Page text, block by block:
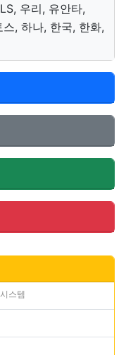
LS, 우리, 유안타,
스, 하나, 한국, 한화,
스템